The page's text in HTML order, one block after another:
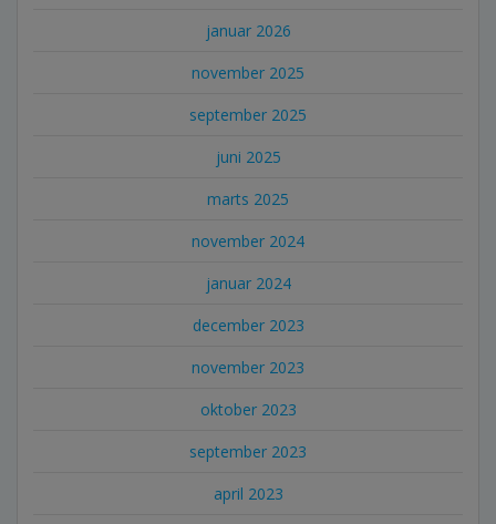
januar 2026
november 2025
september 2025
juni 2025
marts 2025
november 2024
januar 2024
december 2023
november 2023
oktober 2023
september 2023
april 2023